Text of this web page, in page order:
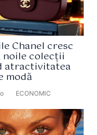
Chanel cresc
noile colecții
atractivitatea
modă
ECONOMIC